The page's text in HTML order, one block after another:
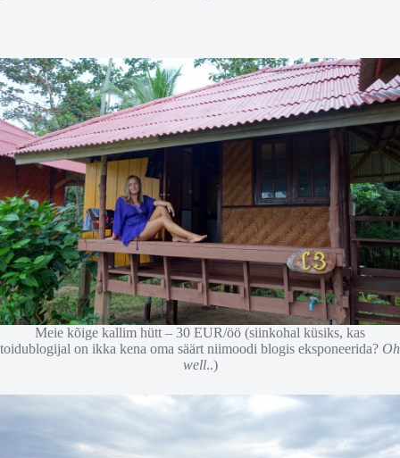
Meie kõige kallim hütt – 30 EUR/öö (siinkohal küsiks, kas
toidublogijal on ikka kena oma säärt niimoodi blogis eksponeerida? Oh
well..)